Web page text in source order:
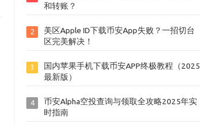
和转账？
2
美区Apple ID下载币安App失败？一招切台
区完美解决！
3
国内苹果手机下载币安APP终极教程（2025
最新版）
4
币安Alpha空投查询与领取全攻略2025年实
时指南